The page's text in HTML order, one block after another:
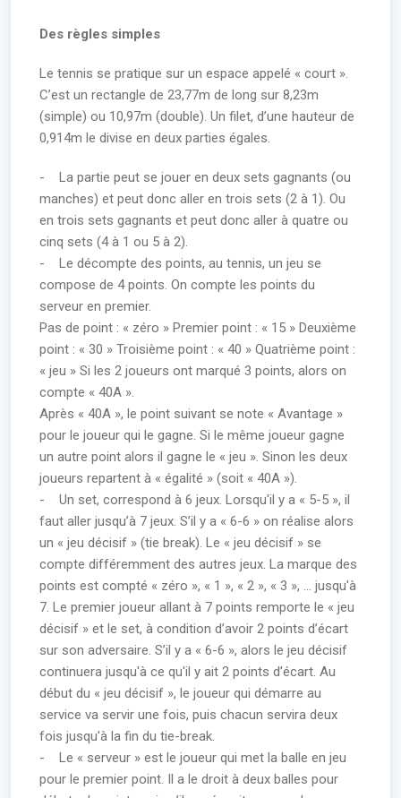
Des règles simples
Le tennis se pratique sur un espace appelé « court ».
C’est un rectangle de 23,77m de long sur 8,23m
(simple) ou 10,97m (double). Un filet, d’une hauteur de
0,914m le divise en deux parties égales.
- La partie peut se jouer en deux sets gagnants (ou
manches) et peut donc aller en trois sets (2 à 1). Ou
en trois sets gagnants et peut donc aller à quatre ou
cinq sets (4 à 1 ou 5 à 2).
- Le décompte des points, au tennis, un jeu se
compose de 4 points. On compte les points du
serveur en premier.
Pas de point : « zéro » Premier point : « 15 » Deuxième
point : « 30 » Troisième point : « 40 » Quatrième point :
« jeu » Si les 2 joueurs ont marqué 3 points, alors on
compte « 40A ».
Après « 40A », le point suivant se note « Avantage »
pour le joueur qui le gagne. Si le même joueur gagne
un autre point alors il gagne le « jeu ». Sinon les deux
joueurs repartent à « égalité » (soit « 40A »).
- Un set, correspond à 6 jeux. Lorsqu'il y a « 5-5 », il
faut aller jusqu’à 7 jeux. S’il y a « 6-6 » on réalise alors
un « jeu décisif » (tie break). Le « jeu décisif » se
compte différemment des autres jeux. La marque des
points est compté « zéro », « 1 », « 2 », « 3 », … jusqu'à
7. Le premier joueur allant à 7 points remporte le « jeu
décisif » et le set, à condition d’avoir 2 points d’écart
sur son adversaire. S’il y a « 6-6 », alors le jeu décisif
continuera jusqu'à ce qu'il y ait 2 points d’écart. Au
début du « jeu décisif », le joueur qui démarre au
service va servir une fois, puis chacun servira deux
fois jusqu'à la fin du tie-break.
- Le « serveur » est le joueur qui met la balle en jeu
pour le premier point. Il a le droit à deux balles pour